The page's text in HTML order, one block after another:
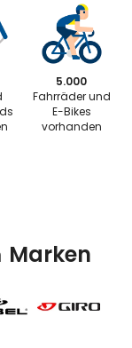
5.000
Fahrräder und
E-Bikes
vorhanden
Marken